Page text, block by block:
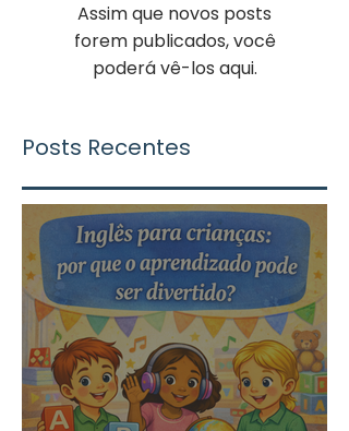
Assim que novos posts
forem publicados, você
poderá vê-los aqui.
Posts Recentes